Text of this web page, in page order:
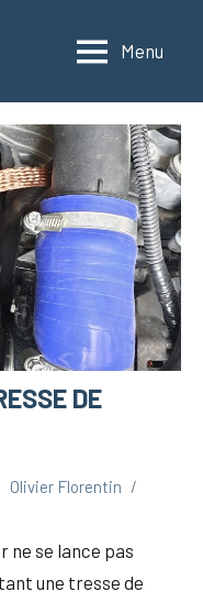
Menu
DE
Olivier Florentin
ne se lance pas
une tresse de